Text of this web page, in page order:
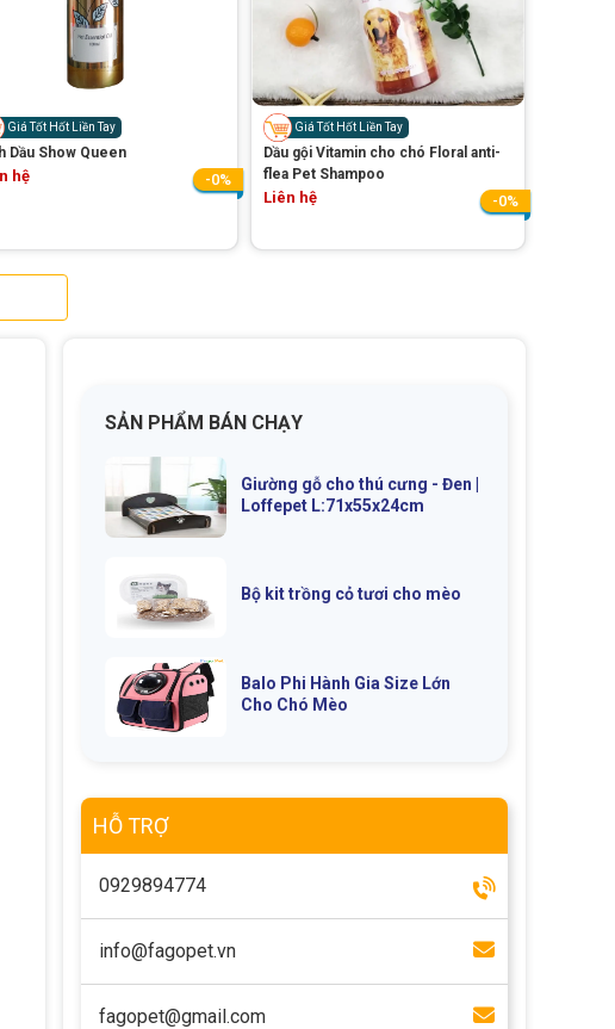
Giá Tốt Hốt Liền Tay
Dầu Show Queen
hệ -0%
Giá Tốt Hốt Liền Tay
Dầu gội Vitamin cho chó Floral anti-
flea Pet Shampoo
Liên hệ -0%
SẢN PHẨM BÁN CHẠY
Giường gỗ cho thú cưng - Đen |
Loffepet L:71x55x24cm
Bộ kit trồng cỏ tươi cho mèo
Balo Phi Hành Gia Size Lớn
Cho Chó Mèo
HỖ TRỢ
0929894774
info@fagopet.vn
fagopet@gmail.com